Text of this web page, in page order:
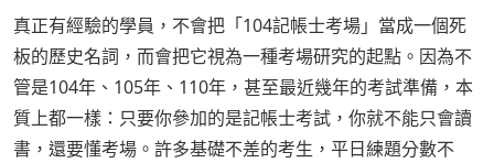
真正有經驗的學員，不會把「104記帳士考場」當成一個死
板的歷史名詞，而會把它視為一種考場研究的起點。因為不
管是104年、105年、110年，甚至最近幾年的考試準備，本
質上都一樣：只要你參加的是記帳士考試，你就不能只會讀
書，還要懂考場。許多基礎不差的考生，平日練題分數不